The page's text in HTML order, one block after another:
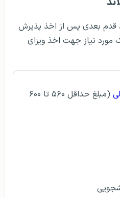
قدم بعدی پس از اخذ پذیرش
مورد نیاز جهت اخذ ویزای
(مبلغ حداقل ۵۶۰ تا ۶۰۰